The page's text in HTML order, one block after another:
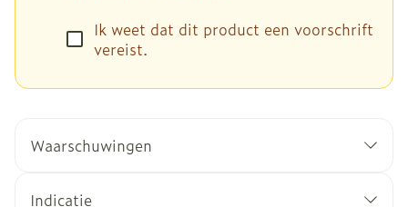
Ik weet dat dit product een voorschrift
vereist.
Waarschuwingen
waarschuwingen: Parasieten moeten begonnen
Indicatie